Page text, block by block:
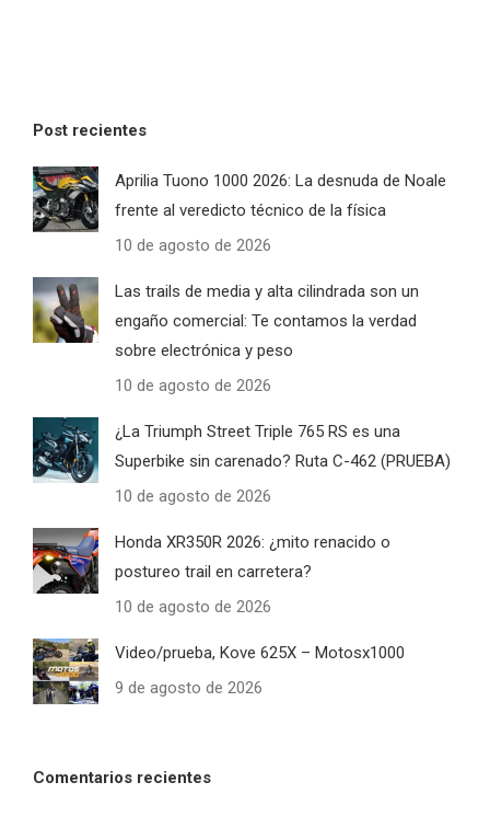
Post recientes
Aprilia Tuono 1000 2026: La desnuda de Noale
frente al veredicto técnico de la física
10 de agosto de 2026
Las trails de media y alta cilindrada son un
engaño comercial: Te contamos la verdad
sobre electrónica y peso
10 de agosto de 2026
¿La Triumph Street Triple 765 RS es una
Superbike sin carenado? Ruta C-462 (PRUEBA)
10 de agosto de 2026
Honda XR350R 2026: ¿mito renacido o
postureo trail en carretera?
10 de agosto de 2026
Video/prueba, Kove 625X – Motosx1000
9 de agosto de 2026
Comentarios recientes